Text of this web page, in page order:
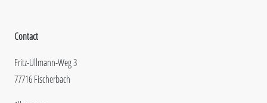
Contact
Fritz-Ullmann-Weg 3
77716 Fischerbach